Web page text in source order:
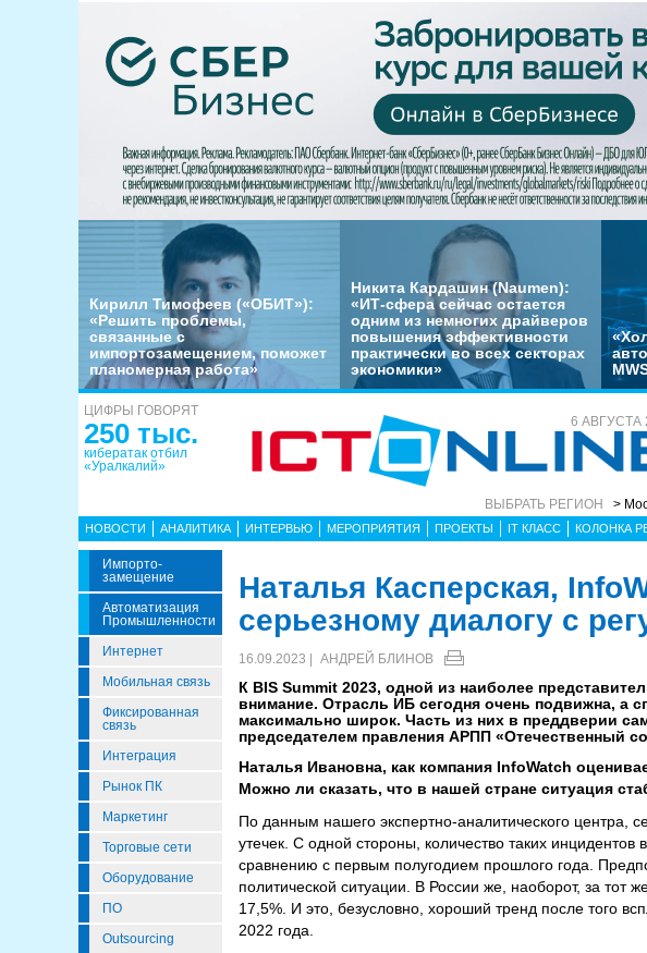
Кирилл Тимофеев («ОБИТ»):
«Решить проблемы,
связанные с
импортозамещением, поможет
планомерная работа»
Никита Кардашин (Naumen):
«ИТ-сфера сейчас остается
одним из немногих драйверов
повышения эффективности
практически во всех секторах
экономики»
ЦИФРЫ ГОВОРЯТ
250 тыс.
кибератак отбил
«Уралкалий»
6 АВГУСТА
ВЫБРАТЬ РЕГИОН >
НОВОСТИ АНАЛИТИКА ИНТЕРВЬЮ МЕРОПРИЯТИЯ ПРОЕКТЫ IT КЛАСС КОЛОНКА
Импорто­
Замещение
Автоматизация
Промышленности
Интернет
Мобильная связь
Фиксированная
связь
Интеграция
Рынок ПК
Маркетинг
Торговые сети
Оборудование
ПО
Outsourcing
Наталья Касперская,
серьезному диалогу с
16.09.2023 | АНДРЕЙ БЛИНОВ
К BIS Summit 2023, одной из наиболее
внимание. Отрасль ИБ сегодня очень подвижна, а
максимально широк. Часть из них в преддверии
председателем правления АРПП «Отечественный
Наталья Ивановна, как компания InfoWatch
Можно ли сказать, что в нашей стране ситуация
По данным нашего экспертно-аналитического центра,
утечек. С одной стороны, количество таких
сравнению с первым полугодием прошлого года.
политической ситуации. В России же, наоборот, за
17,5%. И это, безусловно, хороший тренд после того
2022 года.